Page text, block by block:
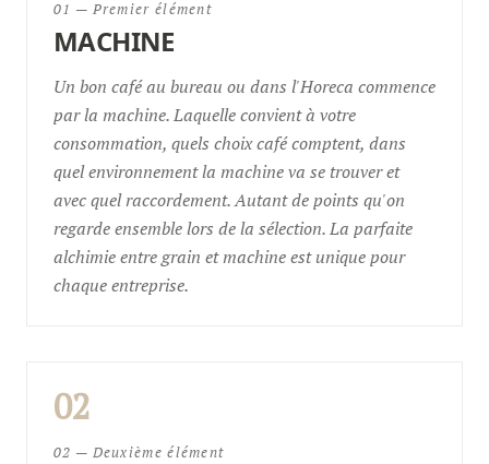
01 — Premier élément
MACHINE
Un bon café au bureau ou dans l'Horeca commence
par la machine. Laquelle convient à votre
consommation, quels choix café comptent, dans
quel environnement la machine va se trouver et
avec quel raccordement. Autant de points qu'on
regarde ensemble lors de la sélection. La parfaite
alchimie entre grain et machine est unique pour
chaque entreprise.
02
02 — Deuxième élément